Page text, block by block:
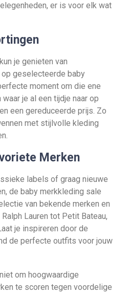
er is voor elk wat
je genieten van
geselecteerde baby
moment om die ene
je al een tijdje naar op
een gereduceerde prijs. Zo
met stijlvolle kleding
Merken
labels of graag nieuwe
de baby merkkleding sale
van bekende merken en
Lauren tot Petit Bateau,
je inspireren door de
de perfecte outfits voor jouw
om hoogwaardige
te scoren tegen voordelige